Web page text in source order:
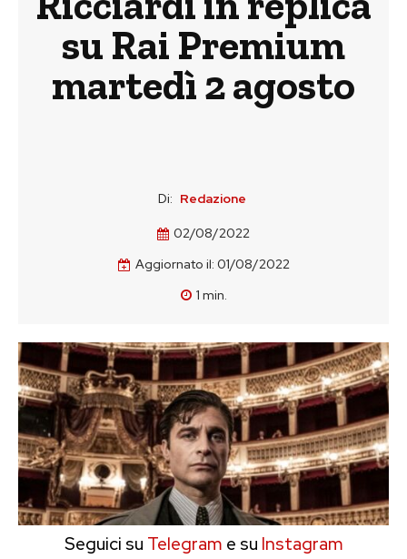
su Rai Premium
martedì 2 agosto
Di: Redazione
02/08/2022
Aggiornato il: 01/08/2022
1 min.
Seguici su Telegram e su Instagram